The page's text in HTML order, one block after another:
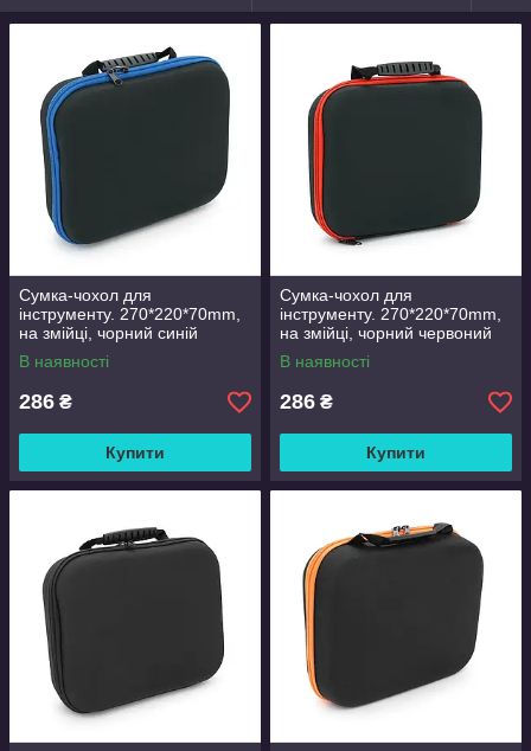
Сумка-чохол для
інструменту. 270*220*70mm,
на змійці, чорний синій
В наявності
286 ₴
Купити
Сумка-чохол для
інструменту. 270*220*70mm,
на змійці, чорний червоний
В наявності
286 ₴
Купити